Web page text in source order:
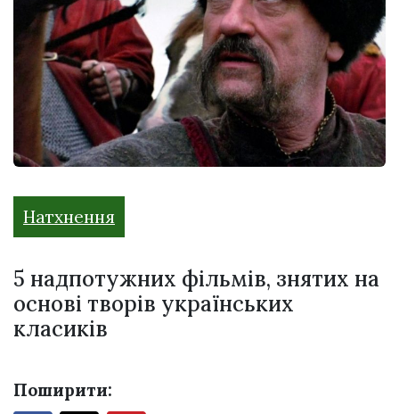
Натхнення
5 надпотужних фільмів, знятих на
основі творів українських
класиків
Поширити: